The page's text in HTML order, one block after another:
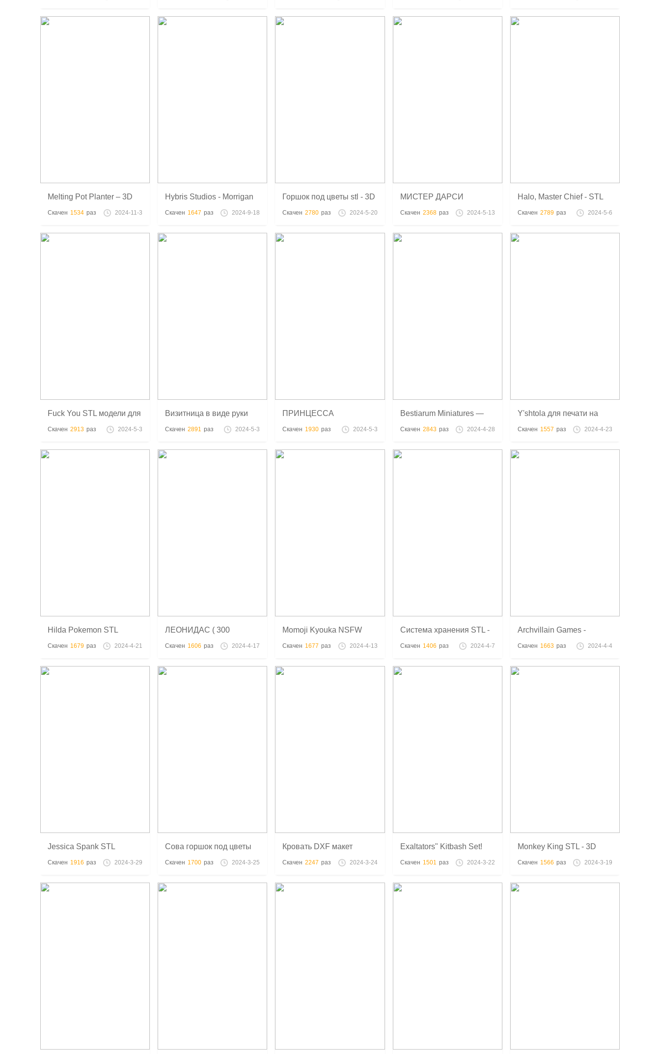
Melting Pot Planter – 3D
модель для 3D печати!
Скачен 1534 раз 2024-11-3
Hybris Studios - Morrigan
3D принт
Скачен 1647 раз 2024-9-18
Горшок под цветы stl - 3D
печать
Скачен 2780 раз 2024-5-20
МИСТЕР ДАРСИ
ГОРДОСТЬ И
модель
Скачен 2368 раз 2024-5-13
Halo, Master Chief - STL
модель
Скачен 2789 раз 2024-5-6
Fuck You STL модели для
3D печати
Скачен 2913 раз 2024-5-3
Визитница в виде руки
STL модель 3D печать
Скачен 2891 раз 2024-5-3
ПРИНЦЕССА
ДЖЕССИКА-РАБЫНЯ stl
Скачен 1930 раз 2024-5-3
Bestiarum Miniatures —
Covenant of Grief
Скачен 2843 раз 2024-4-28
Y'shtola для печати на
3D-принтере
Скачен 1557 раз 2024-4-23
Hilda Pokemon STL
модель - 3D печать
Скачен 1679 раз 2024-4-21
ЛЕОНИДАС ( 300
спартанцев) - модель для
Скачен 1606 раз 2024-4-17
Momoji Kyouka NSFW
STL - 3D печать
Скачен 1677 раз 2024-4-13
Система хранения STL -
3D печать
Скачен 1406 раз 2024-4-7
Archvillain Games -
Collection of High Quality
Скачен 1663 раз 2024-4-4
Jessica Spank STL
модель - 3D печать
Скачен 1916 раз 2024-3-29
Сова горшок под цветы
STL модель
Скачен 1700 раз 2024-3-25
Кровать DXF макет
Скачен 2247 раз 2024-3-24
Exaltators" Kitbash Set!
20+ Variations Dungeons
Скачен 1501 раз 2024-3-22
Monkey King STL - 3D
печать
Скачен 1566 раз 2024-3-19